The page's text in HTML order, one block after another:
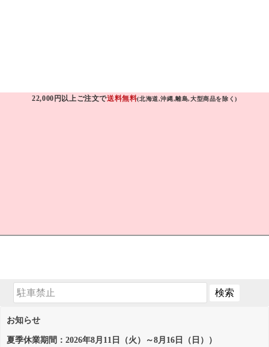
22,000円以上ご注文で送料無料(北海道,沖縄,離島,大型商品を除く)
お知らせ
夏季休業期間：2026年8月11日（火）～8月16日（日））